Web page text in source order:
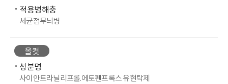
적용병해충
세균점무늬병
올컷
성분명
사이안트라닐리프롤.에토펜프록스 유현탁제